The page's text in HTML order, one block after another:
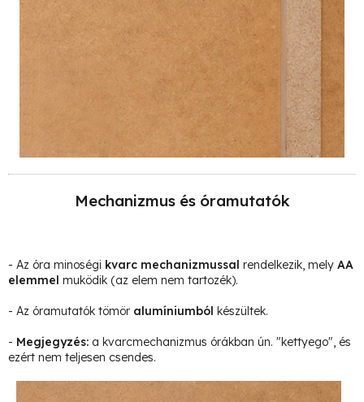
Mechanizmus és óramutatók
- Az óra minoségi kvarc mechanizmussal rendelkezik, mely AA
elemmel muködik (az elem nem tartozék).
- Az óramutatók tömör alumíniumból készültek.
- Megjegyzés: a kvarcmechanizmus órákban ún. "kettyego", és
ezért nem teljesen csendes.